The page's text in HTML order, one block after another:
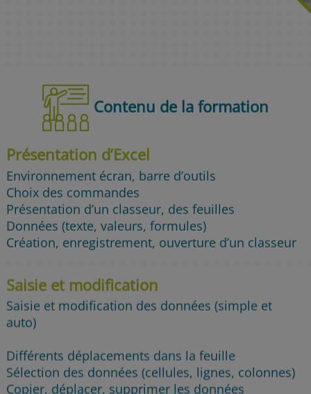
Contenu de la formation
Présentation d’Excel
Environnement écran, barre d’outils
Choix des commandes
Présentation d’un classeur, des feuilles
Données (texte, valeurs, formules)
Création, enregistrement, ouverture d’un classeur
Saisie et modification
Saisie et modification des données (simple et
auto)
Différents déplacements dans la feuille
Sélection des données (cellules, lignes, colonnes)
Copier, déplacer, supprimer les données